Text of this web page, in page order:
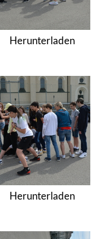
Herunterladen
Herunterladen